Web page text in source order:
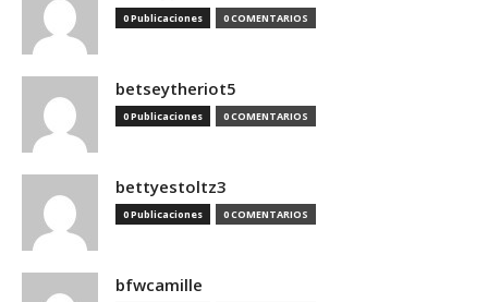
0 Publicaciones 0 COMENTARIOS
betseytheriot5
0 Publicaciones 0 COMENTARIOS
bettyestoltz3
0 Publicaciones 0 COMENTARIOS
bfwcamille